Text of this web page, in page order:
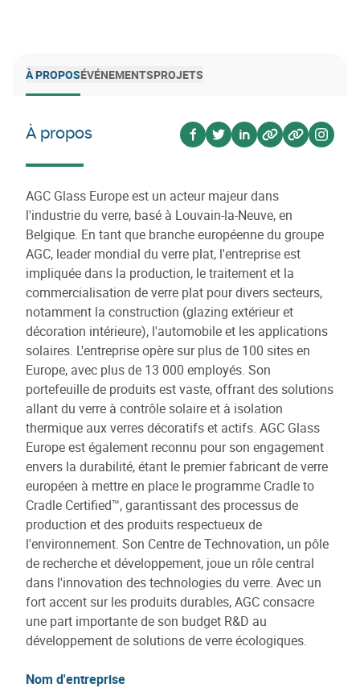
À PROPOSÉVÉNEMENTSPROJETS
À propos
Voir sur facebook
Voir sur twitter
Voir sur linkedin
Voir sur website
Voir sur
Voir
AGC Glass Europe est un acteur majeur dans
l'industrie du verre, basé à Louvain-la-Neuve, en
Belgique. En tant que branche européenne du groupe
AGC, leader mondial du verre plat, l'entreprise est
impliquée dans la production, le traitement et la
commercialisation de verre plat pour divers secteurs,
notamment la construction (glazing extérieur et
décoration intérieure), l'automobile et les applications
solaires. L'entreprise opère sur plus de 100 sites en
Europe, avec plus de 13 000 employés. Son
portefeuille de produits est vaste, offrant des solutions
allant du verre à contrôle solaire et à isolation
thermique aux verres décoratifs et actifs. AGC Glass
Europe est également reconnu pour son engagement
envers la durabilité, étant le premier fabricant de verre
européen à mettre en place le programme Cradle to
Cradle Certified™, garantissant des processus de
production et des produits respectueux de
l'environnement. Son Centre de Technovation, un pôle
de recherche et développement, joue un rôle central
dans l'innovation des technologies du verre. Avec un
fort accent sur les produits durables, AGC consacre
une part importante de son budget R&D au
développement de solutions de verre écologiques.
Nom d'entreprise